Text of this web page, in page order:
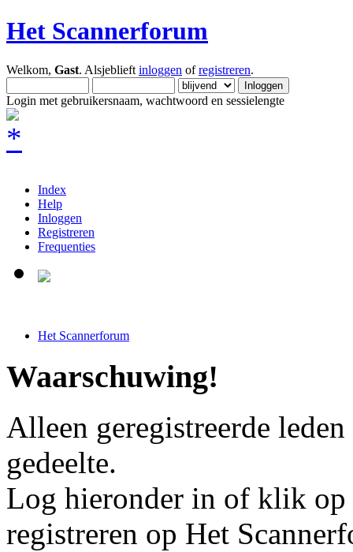
Het Scannerforum
Welkom, Gast. Alsjeblieft inloggen ofregistreren.
Login met gebruikersnaam, wachtwoord en sessielengte
Index
Help
Inloggen
Registreren
Frequenties
Het Scannerforum
Waarschuwing!
Alleen geregistreerde
gedeelte.
Log hieronder in of klik op
registreren op Het